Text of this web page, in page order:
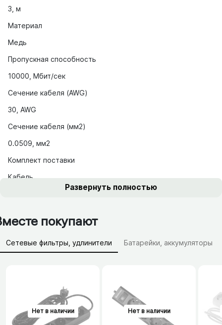
3, м
Материал
Медь
Пропускная способность
10000, Мбит/сек
Сечение кабеля (AWG)
30, AWG
Сечение кабеля (мм2)
0.0509, мм2
Комплект поставки
Кабель
Развернуть полностью
покупают
Сетевые фильтры, удлинители Батарейки, аккумуляторы